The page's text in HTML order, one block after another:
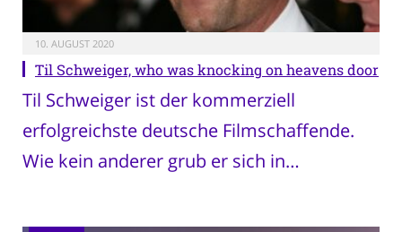
10. AUGUST 2020
Til Schweiger, who was knocking on heavens door
Til Schweiger ist der kommerziell
erfolgreichste deutsche Filmschaffende.
Wie kein anderer grub er sich in…